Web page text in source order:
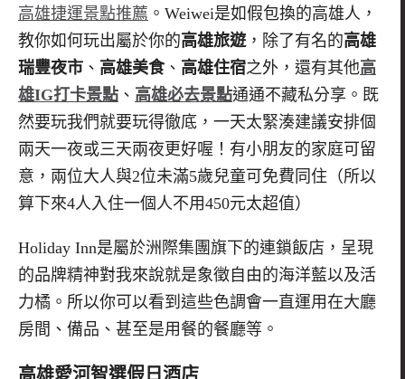
高雄捷運景點推薦 。Weiwei是如假包換的高雄人，
教你如何玩出屬於你的高雄旅遊 ，除了有名的高雄
瑞豐夜市 、 高雄美食、 高雄住宿之外，還有其他高
雄IG打卡景點 、 高雄必去景點通通不藏私分享。既
然要玩我們就要玩得徹底，一天太緊湊建議安排個
兩天一夜或三天兩夜更好喔！有小朋友的家庭可留
意，兩位大人與2位未滿5歲兒童可免費 同住（所以
算下來4人入住一個人不用450元太超值）
Holiday Inn是屬於洲際集團旗下的連鎖飯店，呈現
的品牌精神對我來說就是象徵自由的海洋藍以及活
力橘。所以你可以看到這些色調會一直運用在大廳
房間、備品、甚至是用餐的餐廳等。
高雄愛河智選假日酒店